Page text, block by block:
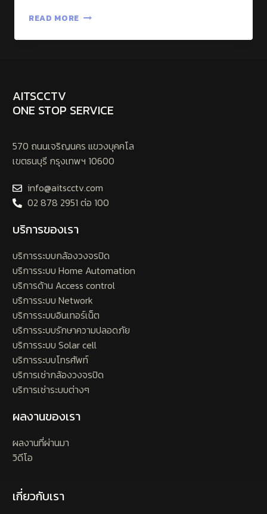
READ MORE
AITSCCTV
ONE STOP SERVICE
570 ถนนเจริญนคร แขวงบุคคโล
เขตธนบุรี กรุงเทพฯ 10600
info@aitscctv.com
02 878 2951 ต่อ 100
บริการของเรา
บริการระบบกล้องวงจรปิด
บริการระบบ Home Automation
บริการด้าน Access control
บริการระบบ Network
บริการระบบอินเทอร์เน็ต
บริการระบบรักษาความปลอดภัย
บริการระบบ Solar cell
บริการระบบโทรศัพท์
บริการเช่ากล้องวงจรปิด
บริการเช่าระบบต่างๆ
ผลงานของเรา
ผลงานที่ผ่านมา
วิดีโอ
เกี่ยวกับเรา